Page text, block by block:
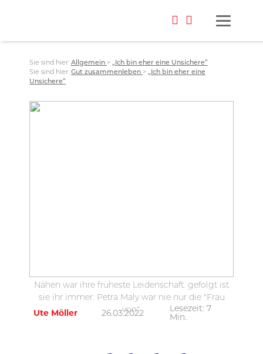
Sie sind hier: Allgemein > „Ich bin eher eine Unsichere“
Sie sind hier: Gut zusammenleben > „Ich bin eher eine
Unsichere“
Nähen war ihre früheste Leidenschaft. gefolgt ist
sie ihr immer: Petra Maly war nie nur die "Frau
von".
Ute Möller 26.03.2022 Lesezeit: 7
Min.